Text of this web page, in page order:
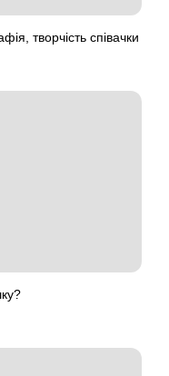
творчість співачки